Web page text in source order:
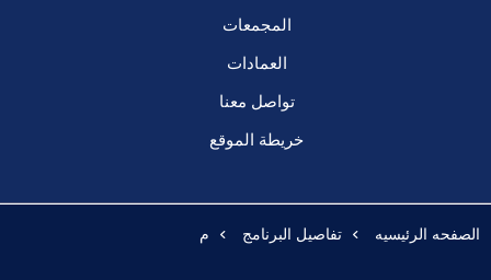
المجمعات
العمادات
تواصل معنا
خريطة الموقع
الصفحه الرئيسيه تفاصيل البرنامج م